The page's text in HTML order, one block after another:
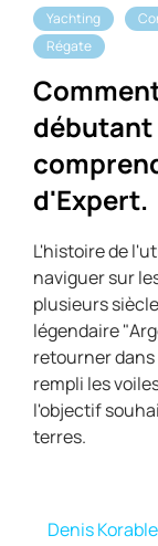
Yachting
Régate
débutant
d'Expert.
L'histoire de
naviguer sur
plusieurs
légendaire
retourner dans
rempli les
l'objectif
terres.
Denis